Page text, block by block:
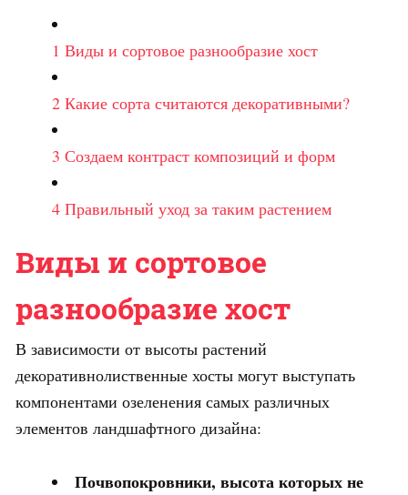
1 Виды и сортовое разнообразие хост
2 Какие сорта считаются декоративными?
3 Создаем контраст композиций и форм
4 Правильный уход за таким растением
Виды и сортовое
разнообразие хост
В зависимости от высоты растений
декоративнолиственные хосты могут выступать
компонентами озеленения самых различных
элементов ландшафтного дизайна:
Почвопокровники, высота которых не